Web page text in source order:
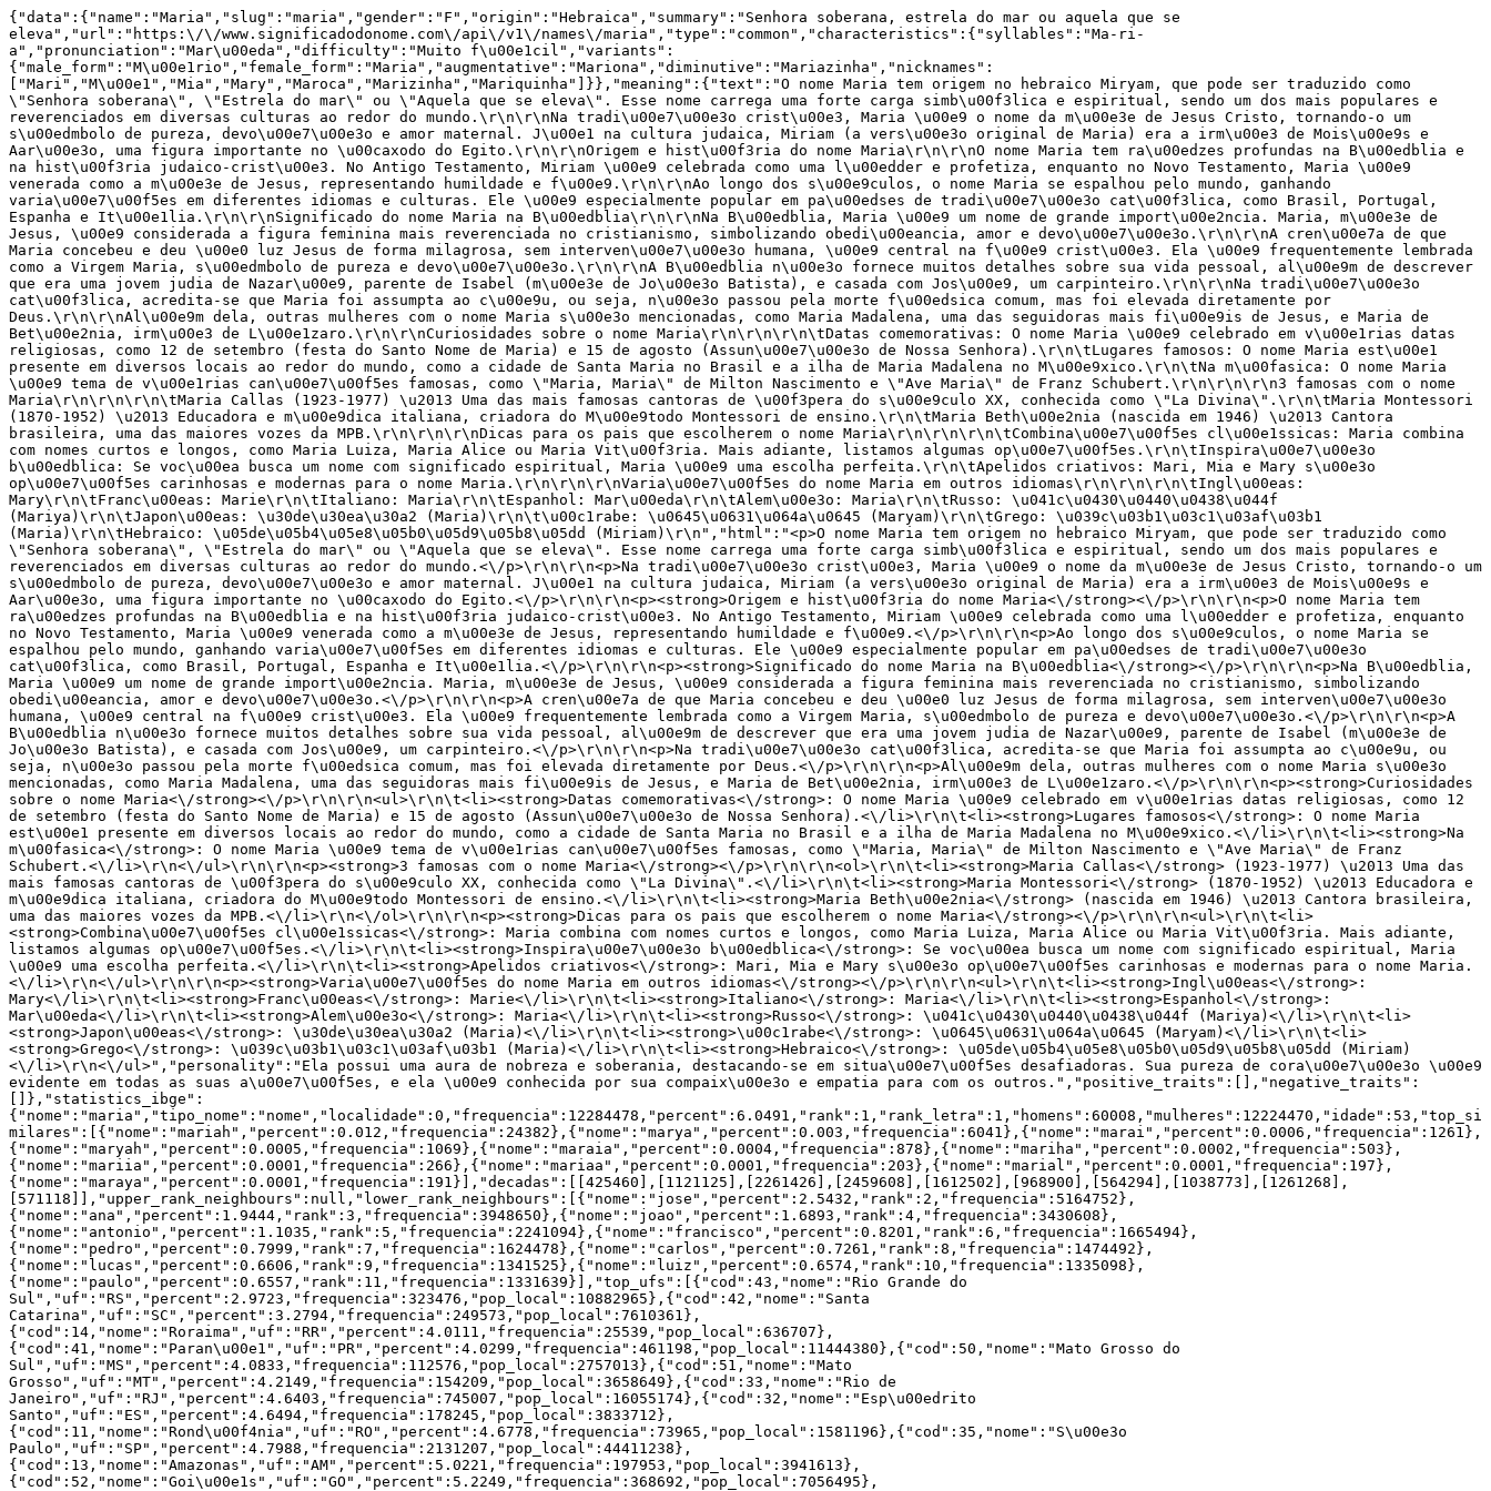
{"data":{"name":"Maria","slug":"maria","gender":"F","origin":"Hebraica","summary":"Senhora soberana, estrela do mar ou aquela que se eleva","url":"https:\/\/www.significadodonome.com\/api\/v1\/names\/maria","type":"common","characteristics":{"syllables":"Ma-ri-a","pronunciation":"Mar\u00eda","difficulty":"Muito f\u00e1cil","variants":{"male_form":"M\u00e1rio","female_form":"Maria","augmentative":"Mariona","diminutive":"Mariazinha","nicknames":["Mari","M\u00e1","Mia","Mary","Maroca","Marizinha","Mariquinha"]}},"meaning":{"text":"O nome Maria tem origem no hebraico Miryam, que pode ser traduzido como \"Senhora soberana\", \"Estrela do mar\" ou \"Aquela que se eleva\". Esse nome carrega uma forte carga simb\u00f3lica e espiritual, sendo um dos mais populares e reverenciados em diversas culturas ao redor do mundo.\r\n\r\nNa tradi\u00e7\u00e3o crist\u00e3, Maria \u00e9 o nome da m\u00e3e de Jesus Cristo, tornando-o um s\u00edmbolo de pureza, devo\u00e7\u00e3o e amor maternal. J\u00e1 na cultura judaica, Miriam (a vers\u00e3o original de Maria) era a irm\u00e3 de Mois\u00e9s e Aar\u00e3o, uma figura importante no \u00caxodo do Egito.\r\n\r\nOrigem e hist\u00f3ria do nome Maria\r\n\r\nO nome Maria tem ra\u00edzes profundas na B\u00edblia e na hist\u00f3ria judaico-crist\u00e3. No Antigo Testamento, Miriam \u00e9 celebrada como uma l\u00edder e profetiza, enquanto no Novo Testamento, Maria \u00e9 venerada como a m\u00e3e de Jesus, representando humildade e f\u00e9.\r\n\r\nAo longo dos s\u00e9culos, o nome Maria se espalhou pelo mundo, ganhando varia\u00e7\u00f5es em diferentes idiomas e culturas. Ele \u00e9 especialmente popular em pa\u00edses de tradi\u00e7\u00e3o cat\u00f3lica, como Brasil, Portugal, Espanha e It\u00e1lia.\r\n\r\nSignificado do nome Maria na B\u00edblia\r\n\r\nNa B\u00edblia, Maria \u00e9 um nome de grande import\u00e2ncia. Maria, m\u00e3e de Jesus, \u00e9 considerada a figura feminina mais reverenciada no cristianismo, simbolizando obedi\u00eancia, amor e devo\u00e7\u00e3o.\r\n\r\nA cren\u00e7a de que Maria concebeu e deu \u00e0 luz Jesus de forma milagrosa, sem interven\u00e7\u00e3o humana, \u00e9 central na f\u00e9 crist\u00e3. Ela \u00e9 frequentemente lembrada como a Virgem Maria, s\u00edmbolo de pureza e devo\u00e7\u00e3o.\r\n\r\nA B\u00edblia n\u00e3o fornece muitos detalhes sobre sua vida pessoal, al\u00e9m de descrever que era uma jovem judia de Nazar\u00e9, parente de Isabel (m\u00e3e de Jo\u00e3o Batista), e casada com Jos\u00e9, um carpinteiro.\r\n\r\nNa tradi\u00e7\u00e3o cat\u00f3lica, acredita-se que Maria foi assumpta ao c\u00e9u, ou seja, n\u00e3o passou pela morte f\u00edsica comum, mas foi elevada diretamente por Deus.\r\n\r\nAl\u00e9m dela, outras mulheres com o nome Maria s\u00e3o mencionadas, como Maria Madalena, uma das seguidoras mais fi\u00e9is de Jesus, e Maria de Bet\u00e2nia, irm\u00e3 de L\u00e1zaro.\r\n\r\nCuriosidades sobre o nome Maria\r\n\r\n\r\n\tDatas comemorativas: O nome Maria \u00e9 celebrado em v\u00e1rias datas religiosas, como 12 de setembro (festa do Santo Nome de Maria) e 15 de agosto (Assun\u00e7\u00e3o de Nossa Senhora).\r\n\tLugares famosos: O nome Maria est\u00e1 presente em diversos locais ao redor do mundo, como a cidade de Santa Maria no Brasil e a ilha de Maria Madalena no M\u00e9xico.\r\n\tNa m\u00fasica: O nome Maria \u00e9 tema de v\u00e1rias can\u00e7\u00f5es famosas, como \"Maria, Maria\" de Milton Nascimento e \"Ave Maria\" de Franz Schubert.\r\n\r\n\r\n3 famosas com o nome Maria\r\n\r\n\r\n\tMaria Callas (1923-1977) \u2013 Uma das mais famosas cantoras de \u00f3pera do s\u00e9culo XX, conhecida como \"La Divina\".\r\n\tMaria Montessori (1870-1952) \u2013 Educadora e m\u00e9dica italiana, criadora do M\u00e9todo Montessori de ensino.\r\n\tMaria Beth\u00e2nia (nascida em 1946) \u2013 Cantora brasileira, uma das maiores vozes da MPB.\r\n\r\n\r\nDicas para os pais que escolherem o nome Maria\r\n\r\n\r\n\tCombina\u00e7\u00f5es cl\u00e1ssicas: Maria combina com nomes curtos e longos, como Maria Luiza, Maria Alice ou Maria Vit\u00f3ria. Mais adiante, listamos algumas op\u00e7\u00f5es.\r\n\tInspira\u00e7\u00e3o b\u00edblica: Se voc\u00ea busca um nome com significado espiritual, Maria \u00e9 uma escolha perfeita.\r\n\tApelidos criativos: Mari, Mia e Mary s\u00e3o op\u00e7\u00f5es carinhosas e modernas para o nome Maria.\r\n\r\n\r\nVaria\u00e7\u00f5es do nome Maria em outros idiomas\r\n\r\n\r\n\tIngl\u00eas: Mary\r\n\tFranc\u00eas: Marie\r\n\tItaliano: Maria\r\n\tEspanhol: Mar\u00eda\r\n\tAlem\u00e3o: Maria\r\n\tRusso: \u041c\u0430\u0440\u0438\u044f (Mariya)\r\n\tJapon\u00eas: \u30de\u30ea\u30a2 (Maria)\r\n\t\u00c1rabe: \u0645\u0631\u064a\u0645 (Maryam)\r\n\tGrego: \u039c\u03b1\u03c1\u03af\u03b1 (Maria)\r\n\tHebraico: \u05de\u05b4\u05e8\u05b0\u05d9\u05b8\u05dd (Miriam)\r\n","html":"<p>O nome Maria tem origem no hebraico Miryam, que pode ser traduzido como \"Senhora soberana\", \"Estrela do mar\" ou \"Aquela que se eleva\". Esse nome carrega uma forte carga simb\u00f3lica e espiritual, sendo um dos mais populares e reverenciados em diversas culturas ao redor do mundo.<\/p>\r\n\r\n<p>Na tradi\u00e7\u00e3o crist\u00e3, Maria \u00e9 o nome da m\u00e3e de Jesus Cristo, tornando-o um s\u00edmbolo de pureza, devo\u00e7\u00e3o e amor maternal. J\u00e1 na cultura judaica, Miriam (a vers\u00e3o original de Maria) era a irm\u00e3 de Mois\u00e9s e Aar\u00e3o, uma figura importante no \u00caxodo do Egito.<\/p>\r\n\r\n<p><strong>Origem e hist\u00f3ria do nome Maria<\/strong><\/p>\r\n\r\n<p>O nome Maria tem ra\u00edzes profundas na B\u00edblia e na hist\u00f3ria judaico-crist\u00e3. No Antigo Testamento, Miriam \u00e9 celebrada como uma l\u00edder e profetiza, enquanto no Novo Testamento, Maria \u00e9 venerada como a m\u00e3e de Jesus, representando humildade e f\u00e9.<\/p>\r\n\r\n<p>Ao longo dos s\u00e9culos, o nome Maria se espalhou pelo mundo, ganhando varia\u00e7\u00f5es em diferentes idiomas e culturas. Ele \u00e9 especialmente popular em pa\u00edses de tradi\u00e7\u00e3o cat\u00f3lica, como Brasil, Portugal, Espanha e It\u00e1lia.<\/p>\r\n\r\n<p><strong>Significado do nome Maria na B\u00edblia<\/strong><\/p>\r\n\r\n<p>Na B\u00edblia, Maria \u00e9 um nome de grande import\u00e2ncia. Maria, m\u00e3e de Jesus, \u00e9 considerada a figura feminina mais reverenciada no cristianismo, simbolizando obedi\u00eancia, amor e devo\u00e7\u00e3o.<\/p>\r\n\r\n<p>A cren\u00e7a de que Maria concebeu e deu \u00e0 luz Jesus de forma milagrosa, sem interven\u00e7\u00e3o humana, \u00e9 central na f\u00e9 crist\u00e3. Ela \u00e9 frequentemente lembrada como a Virgem Maria, s\u00edmbolo de pureza e devo\u00e7\u00e3o.<\/p>\r\n\r\n<p>A B\u00edblia n\u00e3o fornece muitos detalhes sobre sua vida pessoal, al\u00e9m de descrever que era uma jovem judia de Nazar\u00e9, parente de Isabel (m\u00e3e de Jo\u00e3o Batista), e casada com Jos\u00e9, um carpinteiro.<\/p>\r\n\r\n<p>Na tradi\u00e7\u00e3o cat\u00f3lica, acredita-se que Maria foi assumpta ao c\u00e9u, ou seja, n\u00e3o passou pela morte f\u00edsica comum, mas foi elevada diretamente por Deus.<\/p>\r\n\r\n<p>Al\u00e9m dela, outras mulheres com o nome Maria s\u00e3o mencionadas, como Maria Madalena, uma das seguidoras mais fi\u00e9is de Jesus, e Maria de Bet\u00e2nia, irm\u00e3 de L\u00e1zaro.<\/p>\r\n\r\n<p><strong>Curiosidades sobre o nome Maria<\/strong><\/p>\r\n\r\n<ul>\r\n\t<li><strong>Datas comemorativas<\/strong>: O nome Maria \u00e9 celebrado em v\u00e1rias datas religiosas, como 12 de setembro (festa do Santo Nome de Maria) e 15 de agosto (Assun\u00e7\u00e3o de Nossa Senhora).<\/li>\r\n\t<li><strong>Lugares famosos<\/strong>: O nome Maria est\u00e1 presente em diversos locais ao redor do mundo, como a cidade de Santa Maria no Brasil e a ilha de Maria Madalena no M\u00e9xico.<\/li>\r\n\t<li><strong>Na m\u00fasica<\/strong>: O nome Maria \u00e9 tema de v\u00e1rias can\u00e7\u00f5es famosas, como \"Maria, Maria\" de Milton Nascimento e \"Ave Maria\" de Franz Schubert.<\/li>\r\n<\/ul>\r\n\r\n<p><strong>3 famosas com o nome Maria<\/strong><\/p>\r\n\r\n<ol>\r\n\t<li><strong>Maria Callas<\/strong> (1923-1977) \u2013 Uma das mais famosas cantoras de \u00f3pera do s\u00e9culo XX, conhecida como \"La Divina\".<\/li>\r\n\t<li><strong>Maria Montessori<\/strong> (1870-1952) \u2013 Educadora e m\u00e9dica italiana, criadora do M\u00e9todo Montessori de ensino.<\/li>\r\n\t<li><strong>Maria Beth\u00e2nia<\/strong> (nascida em 1946) \u2013 Cantora brasileira, uma das maiores vozes da MPB.<\/li>\r\n<\/ol>\r\n\r\n<p><strong>Dicas para os pais que escolherem o nome Maria<\/strong><\/p>\r\n\r\n<ul>\r\n\t<li><strong>Combina\u00e7\u00f5es cl\u00e1ssicas<\/strong>: Maria combina com nomes curtos e longos, como Maria Luiza, Maria Alice ou Maria Vit\u00f3ria. Mais adiante, listamos algumas op\u00e7\u00f5es.<\/li>\r\n\t<li><strong>Inspira\u00e7\u00e3o b\u00edblica<\/strong>: Se voc\u00ea busca um nome com significado espiritual, Maria \u00e9 uma escolha perfeita.<\/li>\r\n\t<li><strong>Apelidos criativos<\/strong>: Mari, Mia e Mary s\u00e3o op\u00e7\u00f5es carinhosas e modernas para o nome Maria.<\/li>\r\n<\/ul>\r\n\r\n<p><strong>Varia\u00e7\u00f5es do nome Maria em outros idiomas<\/strong><\/p>\r\n\r\n<ul>\r\n\t<li><strong>Ingl\u00eas<\/strong>: Mary<\/li>\r\n\t<li><strong>Franc\u00eas<\/strong>: Marie<\/li>\r\n\t<li><strong>Italiano<\/strong>: Maria<\/li>\r\n\t<li><strong>Espanhol<\/strong>: Mar\u00eda<\/li>\r\n\t<li><strong>Alem\u00e3o<\/strong>: Maria<\/li>\r\n\t<li><strong>Russo<\/strong>: \u041c\u0430\u0440\u0438\u044f (Mariya)<\/li>\r\n\t<li><strong>Japon\u00eas<\/strong>: \u30de\u30ea\u30a2 (Maria)<\/li>\r\n\t<li><strong>\u00c1rabe<\/strong>: \u0645\u0631\u064a\u0645 (Maryam)<\/li>\r\n\t<li><strong>Grego<\/strong>: \u039c\u03b1\u03c1\u03af\u03b1 (Maria)<\/li>\r\n\t<li><strong>Hebraico<\/strong>: \u05de\u05b4\u05e8\u05b0\u05d9\u05b8\u05dd (Miriam)<\/li>\r\n<\/ul>","personality":"Ela possui uma aura de nobreza e soberania, destacando-se em situ